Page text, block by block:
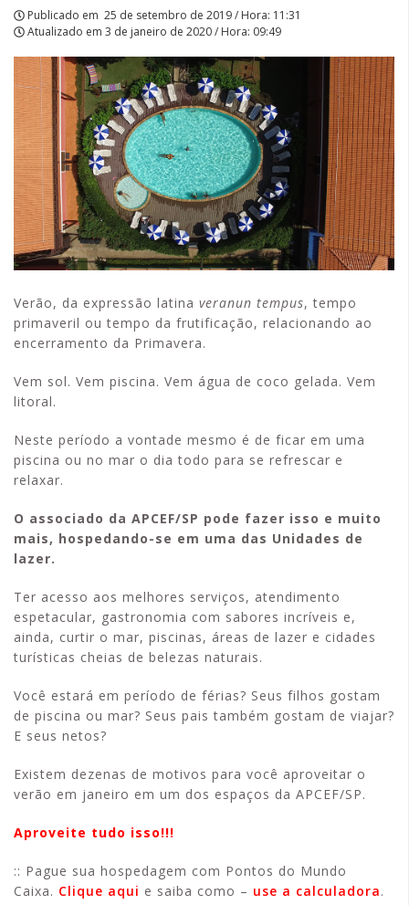
Publicado em 25 de setembro de 2019 / Hora: 11:31
Atualizado em 3 de janeiro de 2020 / Hora: 09:49
Verão, da expressão latina veranun tempus, tempo
primaveril ou tempo da frutificação, relacionando ao
encerramento da Primavera.
Vem sol. Vem piscina. Vem água de coco gelada. Vem
litoral.
Neste período a vontade mesmo é de ficar em uma
piscina ou no mar o dia todo para se refrescar e
relaxar.
O associado da APCEF/SP pode fazer isso e muito
mais, hospedando-se em uma das Unidades de
lazer.
Ter acesso aos melhores serviços, atendimento
espetacular, gastronomia com sabores incríveis e,
ainda, curtir o mar, piscinas, áreas de lazer e cidades
turísticas cheias de belezas naturais.
Você estará em período de férias? Seus filhos gostam
de piscina ou mar? Seus pais também gostam de viajar?
E seus netos?
Existem dezenas de motivos para você aproveitar o
verão em janeiro em um dos espaços da APCEF/SP.
Aproveite tudo isso!!!
:: Pague sua hospedagem com Pontos do Mundo
Caixa. Clique aqui e saiba como – use a calculadora.